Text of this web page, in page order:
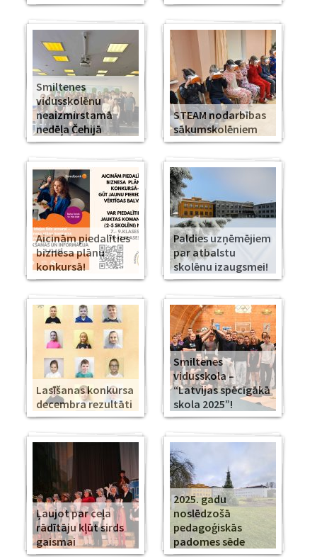
Smiltenes
vidusskolēnu
neaizmirstamā
nedēļa Čehijā
STEAM nodarbības
sākumskolēniem
Aicinām piedalīties
biznesa plānu
konkursā!
Paldies uzņēmējiem
par atbalstu
skolēnu izaugsmei!
Lasīšanas konkursa
decembra rezultāti
Smiltenes
vidusskola –
“Latvijas spēcīgākā
skola 2025”!
Ļaujot par ceļa
rādītāju kļūt sirds
gaismai
2025. gadu
noslēdzošā
pedagoģiskās
padomes sēde